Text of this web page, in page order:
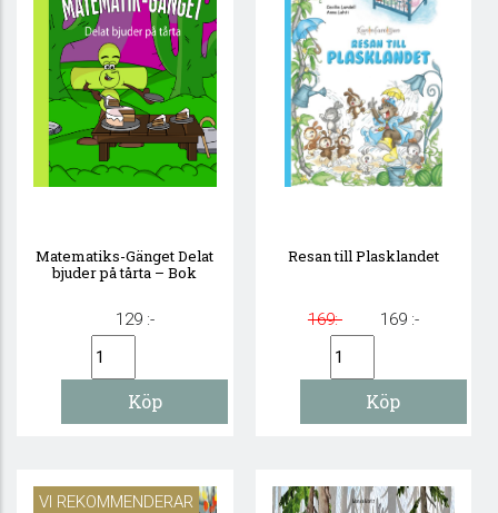
Matematiks-Gänget Delat
bjuder på tårta – Bok
129 :-
Resan till Plasklandet
169:- 169 :-
VI REKOMMENDERAR